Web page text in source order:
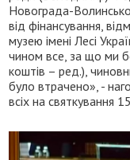
Новограда-
від фінансування,
музею імені Лесі
чином все, за що ми
коштів – ред.),
було втрачено», -
всіх на святкування